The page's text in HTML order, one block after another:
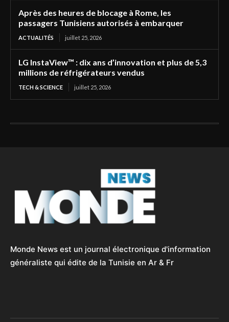
Après des heures de blocage à Rome, les
passagers Tunisiens autorisés à embarquer
ACTUALITÉS juillet 25, 2026
LG InstaView™ : dix ans d’innovation et plus de 5,3
millions de réfrigérateurs vendus
TECH & SCIENCE juillet 25, 2026
Monde News est un journal électronique d'information
généraliste qui édite de la Tunisie en Ar & Fr